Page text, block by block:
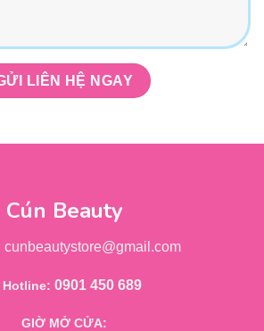
Cún Beauty
cunbeautystore@gmail.com
Hotline: 0901 450 689
GIỜ MỞ CỬA: